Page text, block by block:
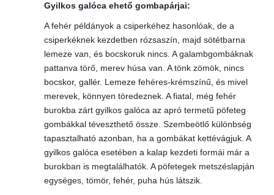
Gyilkos galóca ehető gombapárjai:
A fehér példányok a csiperkéhez hasonlóak, de a
csiperkéknek kezdetben rózsaszín, majd sötétbarna
lemeze van, és bocskoruk nincs. A galambgombáknak
pattanva törő, merev húsa van. A tönk zömök, nincs
bocskor, gallér. Lemeze fehéres-krémszínű, és mivel
merevek, könnyen töredeznek. A fiatal, még fehér
burokba zárt gyilkos galóca az apró termetű pöfeteg
gombákkal téveszthető össze. Szembeötlő különbség
tapasztalható azonban, ha a gombákat kettévágjuk. A
gyilkos galóca esetében a kalap kezdeti formái már a
burokban is megtalálhatók. A pöfetegek metszéslapján
egységes, tömör, fehér, puha hús látszik.